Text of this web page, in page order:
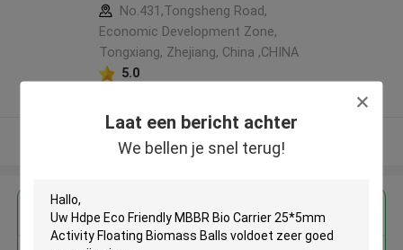
Laat een bericht achter
We bellen je snel terug!
No.431,Tongsheng Road,
Economic Development Zone,
Tongxiang, Zhejiang, China ,CHINA
5.0
Bekijk meer
Krijg de beste prijs voor